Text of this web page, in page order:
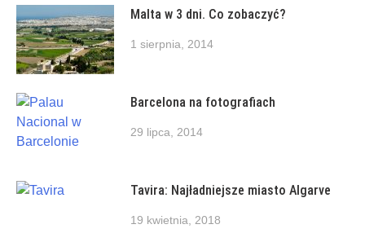
Malta w 3 dni. Co zobaczyć?
1 sierpnia, 2014
Barcelona na fotografiach
29 lipca, 2014
Tavira: Najładniejsze miasto Algarve
19 kwietnia, 2018